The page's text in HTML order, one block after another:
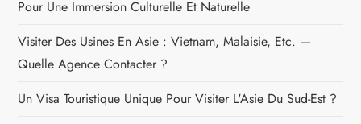
e
l
’
Pour Une Immersion Culturelle Et Naturelle
Visiter Des Usines En Asie : Vietnam, Malaisie, Etc. —
Quelle Agence Contacter ?
Un Visa Touristique Unique Pour Visiter L'Asie Du Sud-Est ?